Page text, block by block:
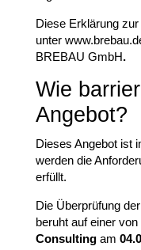
Diese Erklärung
unter
BREBAU GmbH.
Wie
Angebot?
Dieses Angebot ist
werden die
erfüllt.
Die Überprüfung
beruht auf einer von
Consultingam